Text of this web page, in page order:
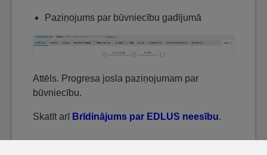
Paziņojums par būvniecību gadījumā
Attēls. Progresa josla paziņojumam par
būvniecību.
Skatīt arī Brīdinājums par EDLUS neesību.